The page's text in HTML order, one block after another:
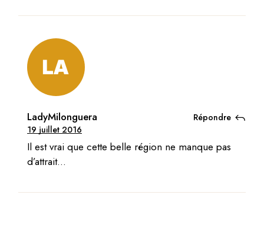
LadyMilonguera
19 juillet 2016
Il est vrai que cette belle région ne manque pas
d’attrait…
Répondre